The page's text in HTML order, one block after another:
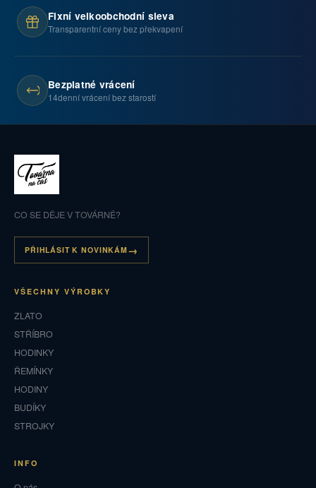
Fixní velkoobchodní sleva
Transparentní ceny bez překvapení
Bezplatné vrácení
14denní vrácení bez starostí
CO SE DĚJE V TOVÁRNĚ?
PŘIHLÁSIT K NOVINKÁM
VŠECHNY VÝROBKY
ZLATO
STŘÍBRO
HODINKY
ŘEMÍNKY
HODINY
BUDÍKY
STROJKY
INFO